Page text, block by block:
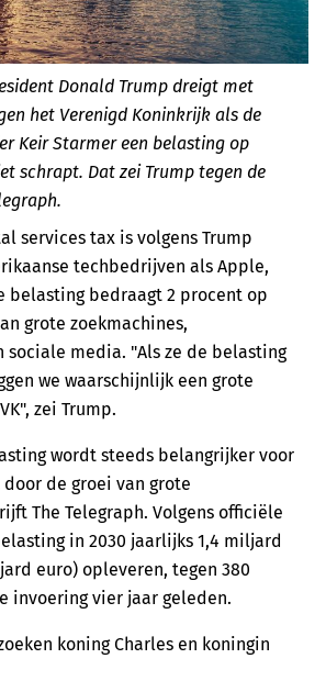
Donald Trump dreigt met
het Verenigd Koninkrijk als de
Keir Starmer een belasting op
schrapt. Dat zei Trump tegen de
services tax is volgens Trump
techbedrijven als Apple,
belasting bedraagt 2 procent op
grote zoekmachines,
media. "Als ze de belasting
we waarschijnlijk een grote
zei Trump.
wordt steeds belangrijker voor
de groei van grote
The Telegraph. Volgens officiële
in 2030 jaarlijks 1,4 miljard
euro) opleveren, tegen 380
invoering vier jaar geleden.
koning Charles en koningin